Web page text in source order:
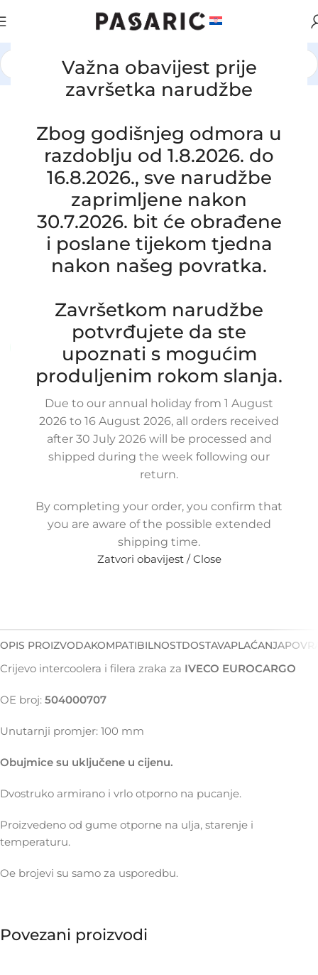
Važna obavijest prije
završetka narudžbe
Zbog godišnjeg odmora u
razdoblju od 1.8.2026. do
16.8.2026., sve narudžbe
zaprimljene nakon
30.7.2026. bit će obrađene
i poslane tijekom tjedna
nakon našeg povratka.
Završetkom narudžbe
potvrđujete da ste
upoznati s mogućim
produljenim rokom slanja.
Due to our annual holiday from 1 August
2026 to 16 August 2026, all orders received
after 30 July 2026 will be processed and
shipped during the week following our
return.
By completing your order, you confirm that
you are aware of the possible extended
shipping time.
Zatvori obavijest / Close
AUTOMOBILI / FORD
Click to enlarge
Zamjensko crijevo usisne grane i
filtera zraka IVECO EUROCARGO,
22-1-15/OB
Garancija: 5 god jamstva
Dostupno uz narudžbu (isti ili sljedeći radni dan)
55,00€ £ $ ¥ A$ £37.72EX VAT
Dodaj u košaricu
Buy now
Share:
Osoba gleda upravo ovaj proizvod!
Metode plaćanja:
OPIS PROIZVODAKOMPATIBILNOSTDOSTAVAPLAĆANJA
Crijevo intercoolera i filera zraka za IVECO EUROCARGO
OE broj: 504000707
Unutarnji promjer: 100 mm
Obujmice su uključene u cijenu.
Dvostruko armirano i vrlo otporno na pucanje.
Proizvedeno od gume otporne na ulja, starenje i
temperaturu.
Oe brojevi su samo za usporedbu.
Povezani proizvodi